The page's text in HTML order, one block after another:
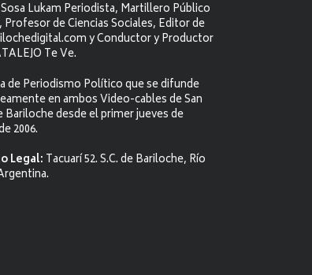
Lukam Periodista, Martillero Público
Profesor de Ciencias Sociales, Editor de
y Conductor y Productor
Te Ve.
de Periodismo Político que se difunde
en ambos Video-cables de San
Bariloche desde el primer jueves de
2006.
Legal: Tacuarí 52. S.C. de Bariloche, Río